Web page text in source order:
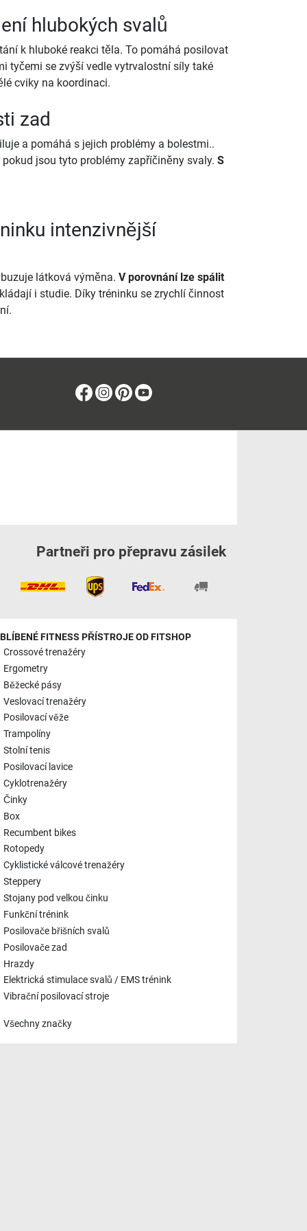
hlubokých svalů
k hluboké reakci těla. To pomáhá posilovat
tyčemi se zvýší vedle vytrvalostní síly také
cviky na koordinaci.
zad
a pomáhá s jejich problémy a bolestmi..
jsou tyto problémy zapříčiněny svaly. S
intenzivnější
látková výměna. V porovnání lze spálit
i studie. Díky tréninku se zrychlí činnost
Facebook
Instagram
Pinterest
Partneři pro přepravu zásilek
FITNESS PŘÍSTROJE OD FITSHOP
Crossové trenažéry
Ergometry
Běžecké pásy
Veslovací trenažéry
Posilovací věže
Trampolíny
Stolní tenis
Posilovací lavice
Cyklotrenažéry
Činky
Box
Recumbent bikes
Rotopedy
Cyklistické válcové trenažéry
Steppery
Stojany pod velkou činku
Funkční trénink
Posilovače břišních svalů
Posilovače zad
Hrazdy
Elektrická stimulace svalů / EMS trénink
Vibrační posilovací stroje
Všechny značky